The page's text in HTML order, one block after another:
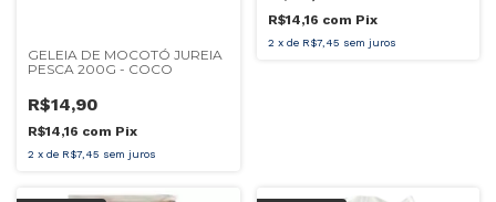
GELEIA DE MOCOTÓ JUREIA
PESCA 200G - COCO
R$14,90
R$14,16 com Pix
2 x de R$7,45 sem juros
R$14,16 com Pix
2 x de R$7,45 sem juros